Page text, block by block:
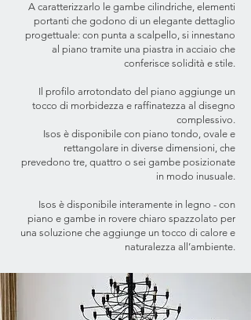
A caratterizzarlo le gambe cilindriche, elementi
portanti che godono di un elegante dettaglio
progettuale: con punta a scalpello, si innestano
al piano tramite una piastra in acciaio che
conferisce solidità e stile.
Il profilo arrotondato del piano aggiunge un
tocco di morbidezza e raffinatezza al disegno
complessivo.
Isos è disponibile con piano tondo, ovale e
rettangolare in diverse dimensioni, che
prevedono tre, quattro o sei gambe posizionate
in modo inusuale.
Isos è disponibile interamente in legno - con
piano e gambe in rovere chiaro spazzolato per
una soluzione che aggiunge un tocco di calore e
naturalezza all’ambiente.